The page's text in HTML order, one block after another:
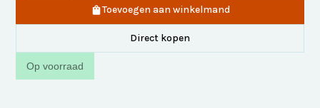
Toevoegen aan winkelmand
Direct kopen
Op voorraad